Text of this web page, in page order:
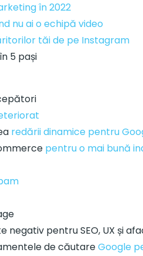
în 2022
nu ai o echipă video
tăi de pe Instagram
în 5 pași
redării dinamice pentru
pentru o mai bună
negativ pentru SEO, UX și
de căutareGoogle